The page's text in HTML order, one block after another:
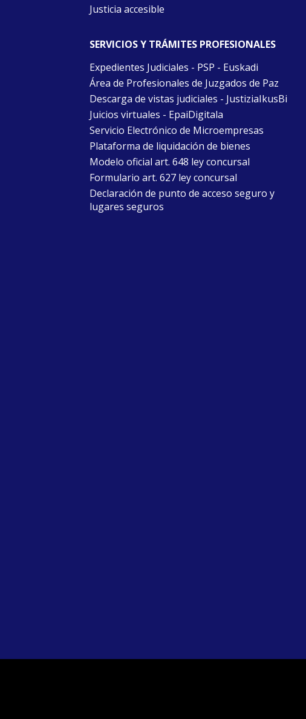
Justicia accesible
SERVICIOS Y TRÁMITES PROFESIONALES
Expedientes Judiciales - PSP - Euskadi
Área de Profesionales de Juzgados de Paz
Descarga de vistas judiciales - JustiziaIkusBi
Juicios virtuales - EpaiDigitala
Servicio Electrónico de Microempresas
Plataforma de liquidación de bienes
Modelo oficial art. 648 ley concursal
Formulario art. 627 ley concursal
Declaración de punto de acceso seguro y
lugares seguros